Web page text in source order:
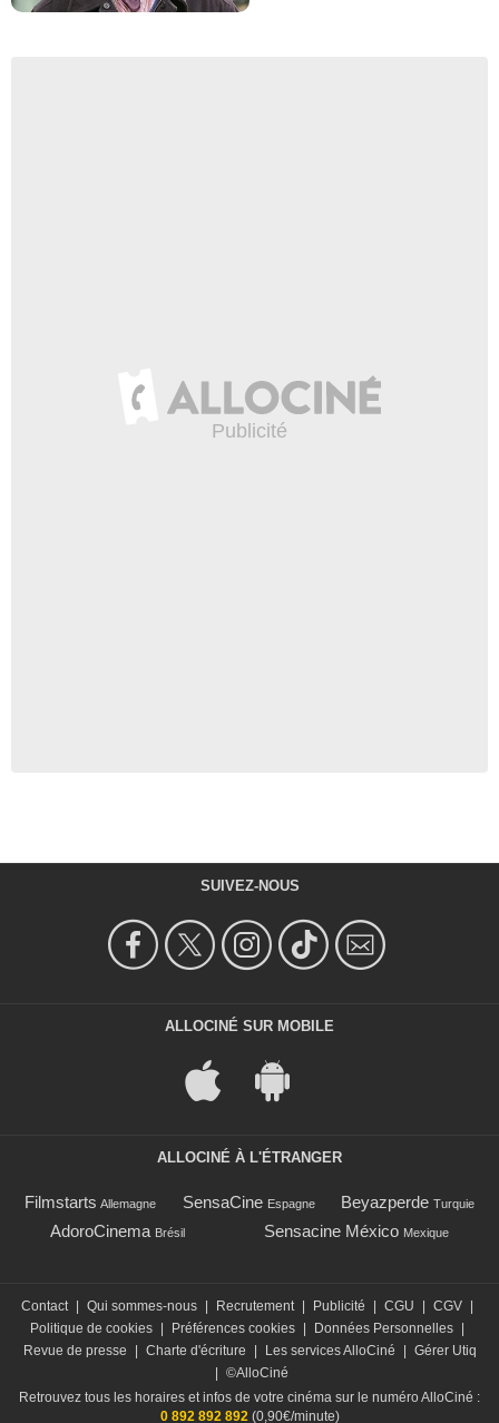
SUIVEZ-NOUS
ALLOCINÉ SUR MOBILE
ALLOCINÉ À L'ÉTRANGER
Filmstarts Allemagne SensaCine Espagne Beyazperde Turquie
AdoroCinema Brésil Sensacine México Mexique
Contact | Qui sommes-nous | Recrutement | Publicité | CGU | CGV |
Politique de cookies | Préférences cookies | Données Personnelles |
Revue de presse
| Charte d'écriture | Les services AlloCiné | Gérer Utiq
| ©AlloCiné
Retrouvez tous les horaires et infos de votre cinéma sur le numéro AlloCiné :
0 892 892 892 (0,90€/minute)